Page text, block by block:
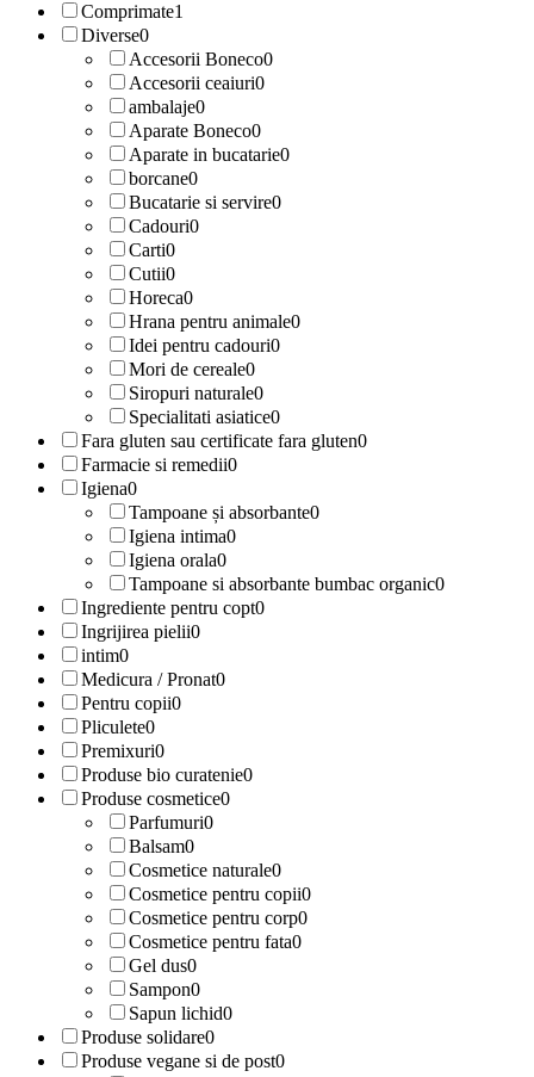
Comprimate1
Diverse0
Accesorii Boneco0
Accesorii ceaiuri0
ambalaje0
Aparate Boneco0
Aparate in bucatarie0
borcane0
Bucatarie si servire0
Cadouri0
Carti0
Cutii0
Horeca0
Hrana pentru animale0
Idei pentru cadouri0
Mori de cereale0
Siropuri naturale0
Specialitati asiatice0
Fara gluten sau certificate fara gluten0
Farmacie si remedii0
Igiena0
Tampoane și absorbante0
Igiena intima0
Igiena orala0
Tampoane si absorbante bumbac organic0
Ingrediente pentru copt0
Ingrijirea pielii0
intim0
Medicura / Pronat0
Pentru copii0
Pliculete0
Premixuri0
Produse bio curatenie0
Produse cosmetice0
Parfumuri0
Balsam0
Cosmetice naturale0
Cosmetice pentru copii0
Cosmetice pentru corp0
Cosmetice pentru fata0
Gel dus0
Sampon0
Sapun lichid0
Produse solidare0
Produse vegane si de post0